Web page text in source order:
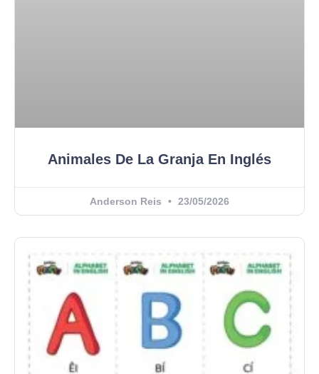
Animales De La Granja En Inglés
Anderson Reis 23/05/2026